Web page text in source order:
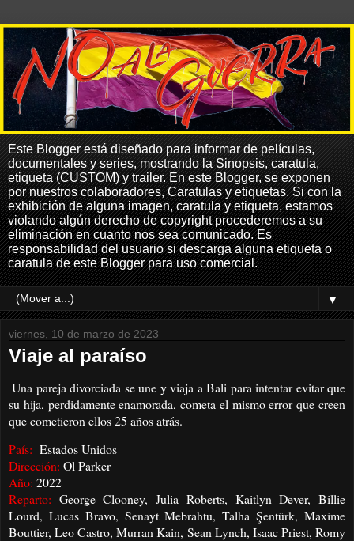
Este Blogger está diseñado para informar de películas,
documentales y series, mostrando la Sinopsis, caratula,
etiqueta (CUSTOM) y trailer. En este Blogger, se exponen
por nuestros colaboradores, Caratulas y etiquetas. Si con la
exhibición de alguna imagen, caratula y etiqueta, estamos
violando algún derecho de copyright procederemos a su
eliminación en cuanto nos sea comunicado. Es
responsabilidad del usuario si descarga alguna etiqueta o
caratula de este Blogger para uso comercial.
▼
viernes, 10 de marzo de 2023
Viaje al paraíso
Una pareja divorciada se une y viaja a Bali para intentar evitar que
su hija, perdidamente enamorada, cometa el mismo error que creen
que cometieron ellos 25 años atrás.
País: Estados Unidos
Dirección: Ol Parker
Año: 2022
Reparto: George Clooney, Julia Roberts, Kaitlyn Dever, Billie
Lourd, Lucas Bravo, Senayt Mebrahtu, Talha Şentürk, Maxime
Bouttier, Leo Castro, Murran Kain, Sean Lynch, Isaac Priest, Romy